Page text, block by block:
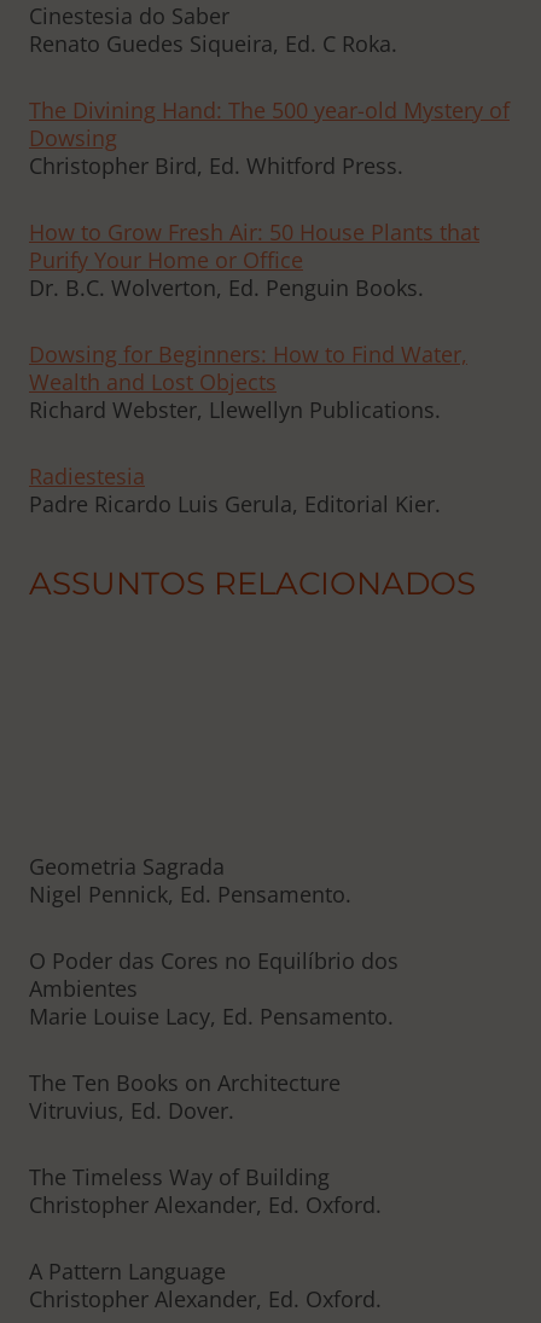
Cinestesia do Saber
Renato Guedes Siqueira, Ed. C Roka.
The Divining Hand: The 500 year-old Mystery of
Dowsing
Christopher Bird, Ed. Whitford Press.
How to Grow Fresh Air: 50 House Plants that
Purify Your Home or Office
Dr. B.C. Wolverton, Ed. Penguin Books.
Dowsing for Beginners: How to Find Water,
Wealth and Lost Objects
Richard Webster, Llewellyn Publications.
Radiestesia
Padre Ricardo Luis Gerula, Editorial Kier.
ASSUNTOS RELACIONADOS
Geometria Sagrada
Nigel Pennick, Ed. Pensamento.
O Poder das Cores no Equilíbrio dos
Ambientes
Marie Louise Lacy, Ed. Pensamento.
The Ten Books on Architecture
Vitruvius, Ed. Dover.
The Timeless Way of Building
Christopher Alexander, Ed. Oxford.
A Pattern Language
Christopher Alexander, Ed. Oxford.